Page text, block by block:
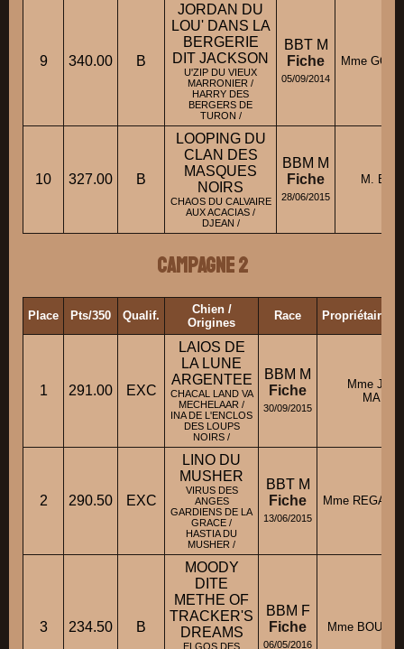
9 340.00 B
JORDAN DU
LOU' DANS LA
BERGERIE
DIT JACKSON
U'ZIP DU VIEUX
MARRONIER /
HARRY DES
BERGERS DE
TURON /
BBT M
Fiche
05/09/2014
Mme
10 327.00 B
LOOPING DU
CLAN DES
MASQUES
NOIRS
CHAOS DU CALVAIRE
AUX ACACIAS /
DJEAN /
BBM M
Fiche
28/06/2015
M.
Campagne 2
Place Pts/350 Qualif.
Chien /
Origines
Race Propriétaire/
1 291.00 EXC
LAIOS DE
LA LUNE
ARGENTEE
CHACAL LAND VA
MECHELAAR /
INA DE L'ENCLOS
DES LOUPS
NOIRS /
BBM M
Fiche
30/09/2015
Mme
2 290.50 EXC
LINO DU
MUSHER
VIRUS DES
ANGES
GARDIENS DE LA
GRACE /
HASTIA DU
MUSHER /
BBT M
Fiche
13/06/2015
Mme
3 234.50 B
MOODY
DITE
METHE OF
TRACKER'S
DREAMS
ELGOS DES
BBM F
Fiche
06/05/2016
Mme